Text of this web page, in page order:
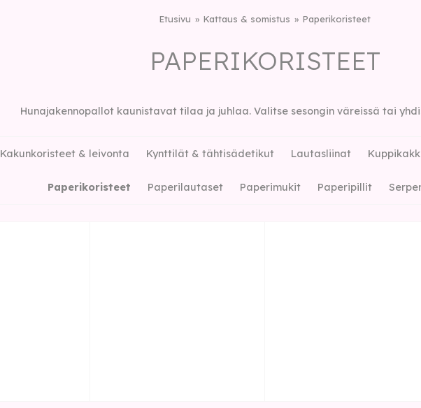
Etusivu Kattaus & somistus Paperikoristeet
PAPERIKORISTEET
Hunajakennopallot kaunistavat tilaa ja juhlaa. Valitse sesongin väreissä tai
Kakunkoristeet & leivonta Kynttilät & tähtisädetikut Lautasliinat
Paperikoristeet Paperilautaset Paperimukit Paperipillit